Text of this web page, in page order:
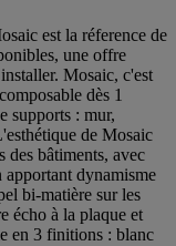
est la réference de
une offre
Mosaic, c'est
dès 1
supports : mur,
de Mosaic
des bâtiments, avec
dynamisme
bi-matière sur les
écho à la plaque et
en 3 finitions : blanc